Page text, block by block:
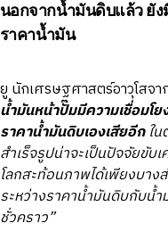
นอกจากน้ำมันดิบแล้ว ยัง
ราคาน้ำมัน
ยู นักเศรษฐศาสตร์อาวุโสจา
น้ำมันหน้าปั๊มมีความเชื่อมโ
ราคาน้ำมันดิบเองเสียอีกใน
สำเร็จรูปน่าจะเป็นปัจจัยขั
โลกสะท้อนภาพได้เพียงบา
ระหว่างราคาน้ำมันดิบกับน้
ชั่วคราว”